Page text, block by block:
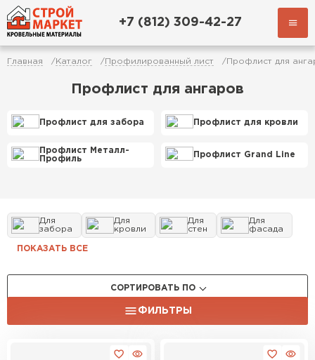
+7 (812) 309-42-27
Главная Каталог Профилированный лист Профлист для
Профлист для ангаров
Профлист для забора Профлист для кровли
Профлист Металл-
Профиль
Профлист Grand Line
Для
забора
Для
кровли
Для
стен
Для
фасада
ПОКАЗАТЬ ВСЕ
СОРТИРОВАТЬ ПО
ФИЛЬТРЫ